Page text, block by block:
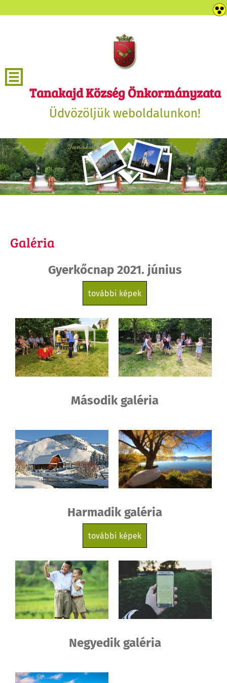
Tanakajd Község Önkormányzata
Üdvözöljük weboldalunkon!
Galéria
Gyerkőcnap 2021. június
további képek
Második galéria
Harmadik galéria
további képek
Negyedik galéria